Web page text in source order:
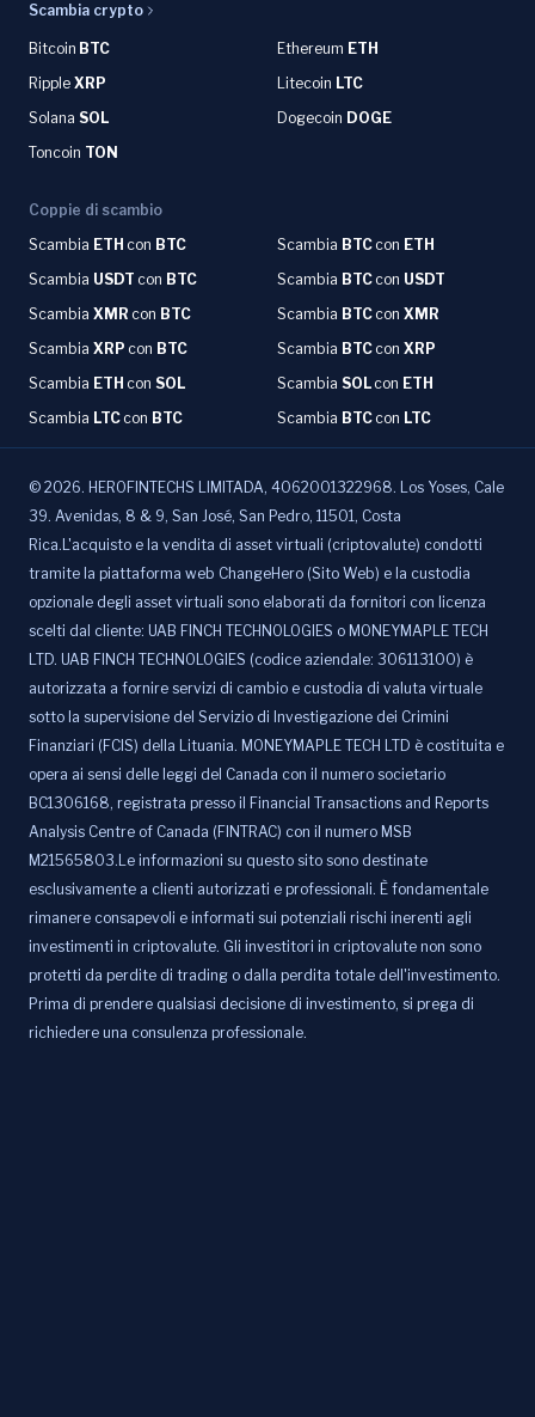
Scambia crypto
Bitcoin BTC Ethereum ETH
Ripple XRP Litecoin LTC
Solana SOL Dogecoin DOGE
Toncoin TON
Coppie di scambio
Scambia ETH con BTC Scambia BTC con ETH
Scambia USDT con BTC Scambia BTC con USDT
Scambia XMR con BTC Scambia BTC con XMR
Scambia XRP con BTC Scambia BTC con XRP
Scambia ETH con SOL Scambia SOL con ETH
Scambia LTC con BTC Scambia BTC con LTC
© 2026. HEROFINTECHS LIMITADA, 4062001322968. Los Yoses, Cale
39. Avenidas, 8 & 9, San José, San Pedro, 11501, Costa
Rica.L'acquisto e la vendita di asset virtuali (criptovalute) condotti
tramite la piattaforma web ChangeHero (Sito Web) e la custodia
opzionale degli asset virtuali sono elaborati da fornitori con licenza
scelti dal cliente: UAB FINCH TECHNOLOGIES o MONEYMAPLE TECH
LTD. UAB FINCH TECHNOLOGIES (codice aziendale: 306113100) è
autorizzata a fornire servizi di cambio e custodia di valuta virtuale
sotto la supervisione del Servizio di Investigazione dei Crimini
Finanziari (FCIS) della Lituania. MONEYMAPLE TECH LTD è costituita e
opera ai sensi delle leggi del Canada con il numero societario
BC1306168, registrata presso il Financial Transactions and Reports
Analysis Centre of Canada (FINTRAC) con il numero MSB
M21565803.Le informazioni su questo sito sono destinate
esclusivamente a clienti autorizzati e professionali. È fondamentale
rimanere consapevoli e informati sui potenziali rischi inerenti agli
investimenti in criptovalute. Gli investitori in criptovalute non sono
protetti da perdite di trading o dalla perdita totale dell'investimento.
Prima di prendere qualsiasi decisione di investimento, si prega di
richiedere una consulenza professionale.